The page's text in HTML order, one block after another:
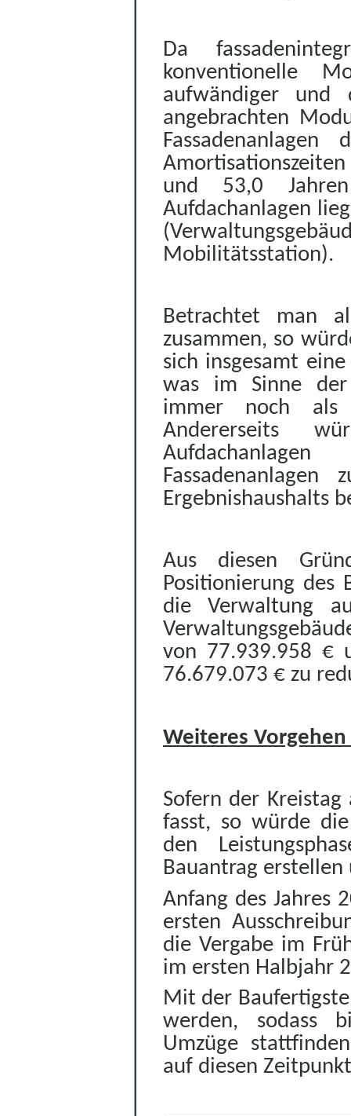
Da
konventionelle
aufwändiger und
angebrachten
und 53,0
Aufdachanlagen
Mobilitätsstation).
Betrachtet man
zusammen, so
sich insgesamt
was im Sinne
immer noch als
Andererseits
Ergebnishaushalts
Aus diesen
Positionierung des
die Verwaltung
von 77.939.958 €
76.679.073 € zu
Weiteres
Sofern der Kreistag
fasst, so würde
den
Bauantrag
Anfang des Jahres
ersten
die Vergabe im
im ersten Halbjahr
Mit der
werden, sodass
Umzüge
auf diesen